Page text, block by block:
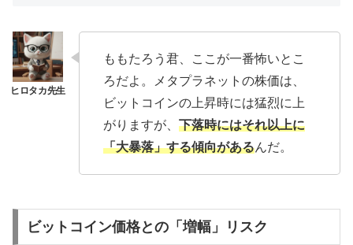
ももたろう君、ここが一番怖いとこ
ろだよ。メタプラネットの株価は、
ビットコインの上昇時には猛烈に上
がりますが、 下落時にはそれ以上に
「大暴落」する傾向があるんだ。
ビットコイン価格との「増幅」リスク